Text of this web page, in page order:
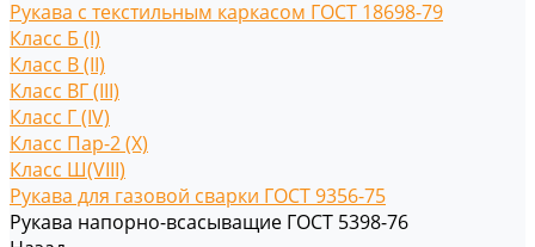
Рукава с текстильным каркасом ГОСТ 18698-79
Класс Б (I)
Класс В (II)
Класс ВГ (III)
Класс Г (IV)
Класс Пар-2 (X)
Класс Ш(VIII)
Рукава для газовой сварки ГОСТ 9356-75
Рукава напорно-всасыващие ГОСТ 5398-76